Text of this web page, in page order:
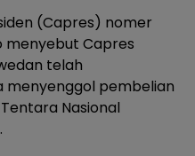
(Capres) nomer
menyebut Capres
telah
pembelian
Nasional